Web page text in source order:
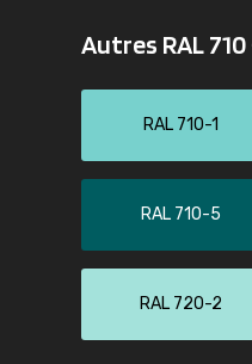
Autres RAL
RAL 710-1
RAL 710-5
RAL 720-2